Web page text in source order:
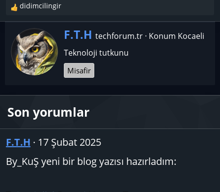
T
e
k
i
didimcilingir
Y
z
a
r
F.T.H techforum.tr · Konum Kocaeli
Teknoloji tutkunu
Misafir
Son yorumlar
F.T.H
17 Şubat 2025
By_KuŞ yeni bir blog yazısı hazırladım: